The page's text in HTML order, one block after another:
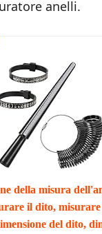
anelli.
della misura
il dito,
del dito,